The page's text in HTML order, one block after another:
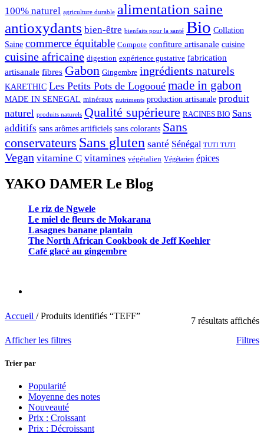
100% naturel agriculture durable alimentation saine
antioxydants bien-être bienfaits pour la santé Bio Collation
Saine commerce équitable Compote confiture artisanale cuisine
cuisine africaine digestion expérience gustative fabrication
artisanale fibres Gabon Gingembre ingrédients naturels
KARETHIC Les Petits Pots de Logooué made in gabon
MADE IN SENEGAL minéraux nutriments production artisanale produit
naturel produits naturels Qualité supérieure RACINES BIO Sans
additifs sans arômes artificiels sans colorants Sans
conservateurs Sans gluten santé Sénégal TUTI TUTI
Vegan vitamine C vitamines végétalien Végétarien épices
YAKO DAMER Le Blog
Le riz de Ngwele
Le miel de fleurs de Mokarana
Lasagnes banane plantain
The North African Cookbook de Jeff Koehler
Café glacé au gingembre
Accueil / Produits identifiés “TEFF”
7 résultats affichés
Afficher les filtres
Filtres
Trier par
Popularité
Moyenne des notes
Nouveauté
Prix : Croissant
Prix : Décroissant